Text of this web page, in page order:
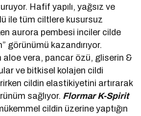
Hafif yapılı, yağsız ve
ile tüm ciltlere kusursuz
aurora pembesi inciler cilde
görünümü kazandırıyor.
aloe vera, pancar özü, gliserin &
ve bitkisel kolajen cildi
cildin elastikiyetini artırarak
sağlıyor. Flormar K-Spirit
cildin üzerine yaptığın